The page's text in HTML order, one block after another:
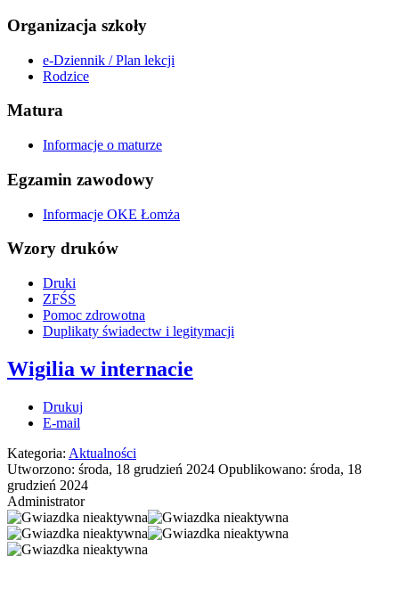
Organizacja szkoły
e-Dziennik / Plan lekcji
Rodzice
Matura
Informacje o maturze
Egzamin zawodowy
Informacje OKE Łomża
Wzory druków
Druki
ZFŚS
Pomoc zdrowotna
Duplikaty świadectw i legitymacji
Wigilia w internacie
Drukuj
E-mail
Kategoria: Aktualności
Utworzono: środa, 18 grudzień 2024 Opublikowano: środa, 18
grudzień 2024
Administrator